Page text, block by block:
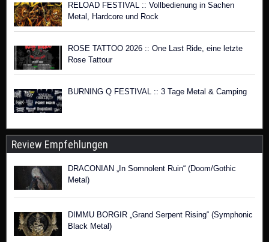
BURNING Q FESTIVAL :: 3 Tage Metal & Camping
Review Empfehlungen
DIMMU BORGIR „Grand Serpent Rising“ (Symphonic
Black Metal)
Thront“ (Black Metal)